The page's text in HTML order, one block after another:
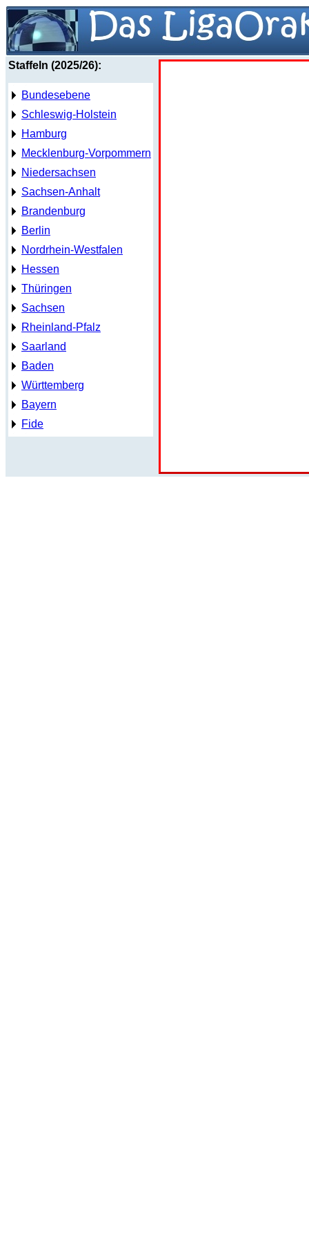
Staffeln (2025/26):
Bundesebene
Schleswig-Holstein
Hamburg
Mecklenburg-Vorpommern
Niedersachsen
Sachsen-Anhalt
Brandenburg
Berlin
Nordrhein-Westfalen
Hessen
Thüringen
Sachsen
Rheinland-Pfalz
Saarland
Baden
Württemberg
Bayern
Fide